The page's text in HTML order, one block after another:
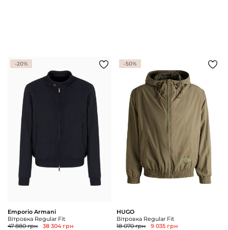
-20%
Emporio Armani
Вітровка Regular Fit
47 880 грн
38 304 грн
-50%
HUGO
Вітровка Regular Fit
18 070 грн
9 035 грн